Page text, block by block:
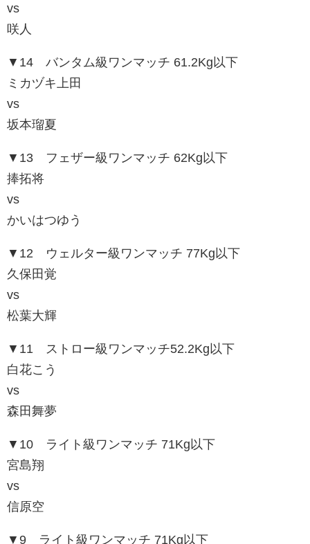
vs
咲人
▼14 バンタム級ワンマッチ 61.2Kg以下
ミカヅキ上田
vs
坂本瑠夏
▼13 フェザー級ワンマッチ 62Kg以下
捧拓将
vs
かいはつゆう
▼12 ウェルター級ワンマッチ 77Kg以下
久保田覚
vs
松葉大輝
▼11 ストロー級ワンマッチ52.2Kg以下
白花こう
vs
森田舞夢
▼10 ライト級ワンマッチ 71Kg以下
宮島翔
vs
信原空
▼9 ライト級ワンマッチ 71Kg以下